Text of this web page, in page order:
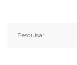
por: